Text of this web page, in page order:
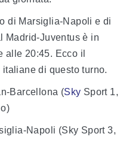
di Marsiglia-Napoli e di
Madrid-Juventus è in
alle 20:45. Ecco il
di questo turno.
Barcellona (Sky Sport 1,
Napoli (Sky Sport 3,